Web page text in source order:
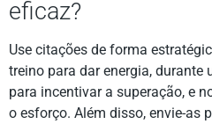
eficaz?
Use citações de forma
treino para dar energia, durante
para incentivar a superação, e
o esforço. Além disso, envie-as